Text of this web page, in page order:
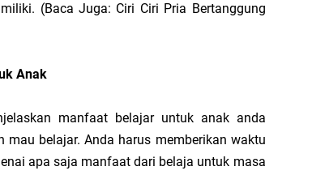
(Baca Juga: Ciri Ciri Pria Bertanggung
Anak
manfaat belajar untuk anak anda
belajar. Anda harus memberikan waktu
apa saja manfaat dari belaja untuk masa